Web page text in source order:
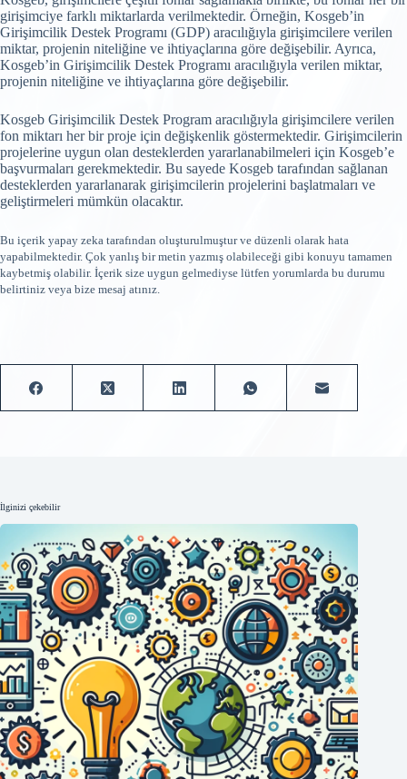
girişimciye farklı miktarlarda verilmektedir. Örneğin, Kosgeb’in
Girişimcilik Destek Programı (GDP) aracılığıyla girişimcilere verilen
miktar, projenin niteliğine ve ihtiyaçlarına göre değişebilir. Ayrıca,
Kosgeb’in Girişimcilik Destek Programı aracılığıyla verilen miktar,
projenin niteliğine ve ihtiyaçlarına göre değişebilir.
Kosgeb Girişimcilik Destek Program aracılığıyla girişimcilere verilen
fon miktarı her bir proje için değişkenlik göstermektedir. Girişimcilerin
projelerine uygun olan desteklerden yararlanabilmeleri için Kosgeb’e
başvurmaları gerekmektedir. Bu sayede Kosgeb tarafından sağlanan
desteklerden yararlanarak girişimcilerin projelerini başlatmaları ve
geliştirmeleri mümkün olacaktır.
Bu içerik yapay zeka tarafından oluşturulmuştur ve düzenli olarak hata
yapabilmektedir. Çok yanlış bir metin yazmış olabileceği gibi konuyu tamamen
kaybetmiş olabilir. İçerik size uygun gelmediyse lütfen yorumlarda bu durumu
belirtiniz veya bize mesaj atınız.
İlginizi çekebilir